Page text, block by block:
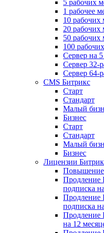
5 рабочих
1 рабочее
10 рабочих
20 рабочих
50 рабочих
100
Сервер на 5
Сервер 32-
Сервер 64-
CMS Битрикс
Старт
Стандарт
Малый
Бизнес
Старт
Стандарт
Малый
Бизнес
Лицензии
Повышение
Продление
подписка
Продление
подписка
Продление
на 12